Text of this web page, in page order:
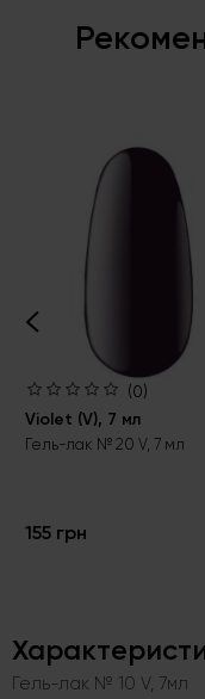
(0)
Violet (V), 7 мл
Гель-лак № 20 V, 7 мл
155 грн
Гель-лак № 10 V, 7мл